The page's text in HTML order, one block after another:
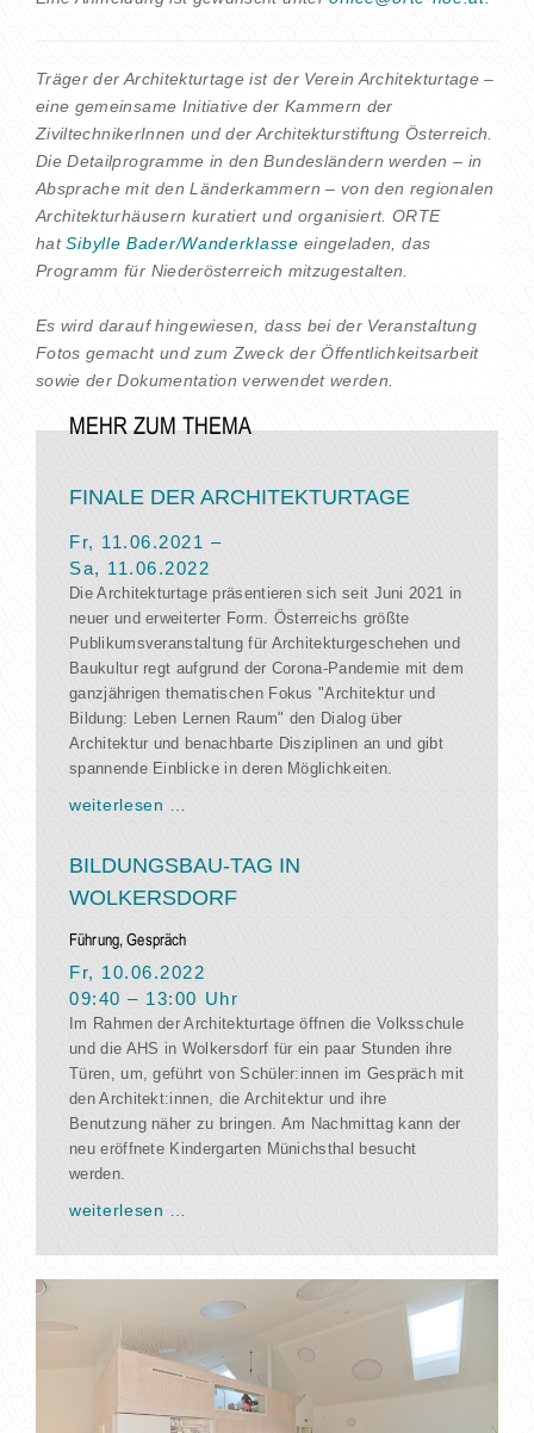
Träger der Architekturtage ist der Verein Architekturtage –
eine gemeinsame Initiative der Kammern der
ZiviltechnikerInnen und der Architekturstiftung Österreich.
Die Detailprogramme in den Bundesländern werden – in
Absprache mit den Länderkammern – von den regionalen
Architekturhäusern kuratiert und organisiert. ORTE
hat Sibylle Bader/Wanderklasse eingeladen, das
Programm für Niederösterreich mitzugestalten.
Es wird darauf hingewiesen, dass bei der Veranstaltung
Fotos gemacht und zum Zweck der Öffentlichkeitsarbeit
sowie der Dokumentation verwendet werden.
MEHR ZUM THEMA
FINALE DER ARCHITEKTURTAGE
Fr, 11.06.2021 –
Sa, 11.06.2022
Die Architekturtage präsentieren sich seit Juni 2021 in
neuer und erweiterter Form. Österreichs größte
Publikumsveranstaltung für Architekturgeschehen und
Baukultur regt aufgrund der Corona-Pandemie mit dem
ganzjährigen thematischen Fokus "Architektur und
Bildung: Leben Lernen Raum" den Dialog über
Architektur und benachbarte Disziplinen an und gibt
spannende Einblicke in deren Möglichkeiten.
weiterlesen …
BILDUNGSBAU-TAG IN
WOLKERSDORF
Führung, Gespräch
Fr, 10.06.2022
09:40 – 13:00 Uhr
Im Rahmen der Architekturtage öffnen die Volksschule
und die AHS in Wolkersdorf für ein paar Stunden ihre
Türen, um, geführt von Schüler:innen im Gespräch mit
den Architekt:innen, die Architektur und ihre
Benutzung näher zu bringen. Am Nachmittag kann der
neu eröffnete Kindergarten Münichsthal besucht
werden.
weiterlesen …